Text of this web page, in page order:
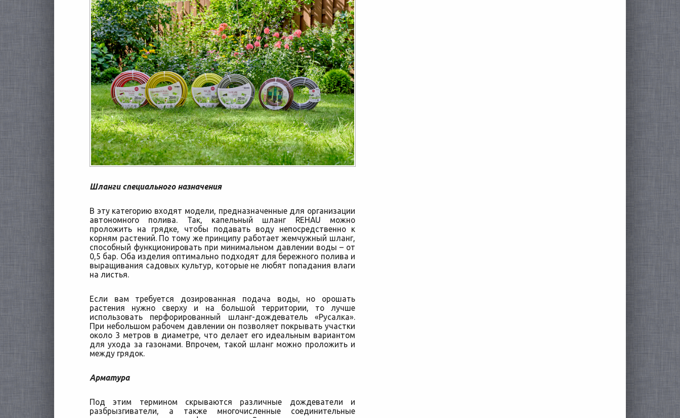
Шланги специального назначения
В эту категорию входят модели, предназначенные для организации
автономного полива. Так, капельный шланг REHAU можно
проложить на грядке, чтобы подавать воду непосредственно к
корням растений. По тому же принципу работает жемчужный шланг,
способный функционировать при минимальном давлении воды – от
0,5 бар. Оба изделия оптимально подходят для бережного полива и
выращивания садовых культур, которые не любят попадания влаги
на листья.
Если вам требуется дозированная подача воды, но орошать
растения нужно сверху и на большой территории, то лучше
использовать перфорированный шланг-дождеватель «Русалка».
При небольшом рабочем давлении он позволяет покрывать участки
около 3 метров в диаметре, что делает его идеальным вариантом
для ухода за газонами. Впрочем, такой шланг можно проложить и
между грядок.
Арматура
Под этим термином скрываются различные дождеватели и
разбрызгиватели, а также многочисленные соединительные